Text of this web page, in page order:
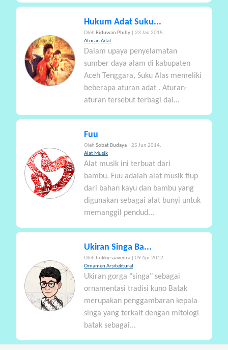
Hukum Adat Suku...
Oleh Riduwan Philly
| 23 Jan 2015.
Aturan Adat
Dalam upaya penyelamatan
sumber daya alam di kabupaten
Aceh Tenggara, Suku Alas memeliki
beberapa aturan adat . Aturan-
aturan tersebut terbagi dal...
Fuu
Oleh Sobat Budaya
| 25 Jun 2014.
Alat Musik
Alat musik ini terbuat dari
bambu. Fuu adalah alat musik tiup
dari bahan kayu dan bambu yang
digunakan sebagai alat bunyi untuk
memanggil pendud...
Ukiran Singa Ba...
Oleh hokky saavedra
| 09 Apr 2012.
Ornamen Arsitektural
Ukiran gorga "singa" sebagai
ornamentasi tradisi kuno Batak
merupakan penggambaran kepala
singa yang terkait dengan mitologi
batak sebagai...